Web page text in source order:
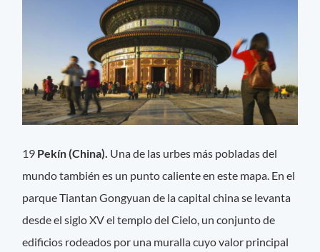
19 Pekín (China). Una de las urbes más pobladas del
mundo también es un punto caliente en este mapa. En el
parque Tiantan Gongyuan de la capital china se levanta
desde el siglo XV el templo del Cielo, un conjunto de
edificios rodeados por una muralla cuyo valor principal